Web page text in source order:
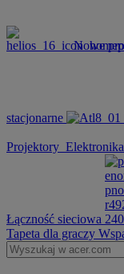
Nowe
stacjonarne
Projektory
Łączność sieciowa
Tapeta dla graczy